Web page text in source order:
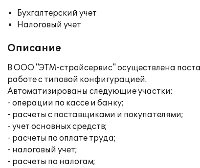
Бухгалтерский учет
Налоговый учет
Описание
В ООО "ЭТМ-стройсервис" осуществлена
работе с типовой конфигурацией.
Автоматизированы следующие участки:
- операции по кассе и банку;
- расчеты с поставщиками и покупателями;
- учет основных средств;
- расчеты по оплате труда;
- налоговый учет;
- расчеты по налогам;